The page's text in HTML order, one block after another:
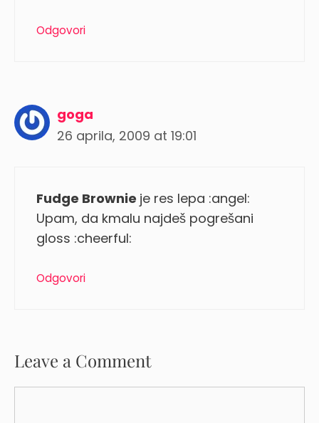
Odgovori
goga
26 aprila, 2009 at 19:01
Fudge Brownie je res lepa :angel:
Upam, da kmalu najdeš pogrešani
gloss :cheerful:
Odgovori
Leave a Comment